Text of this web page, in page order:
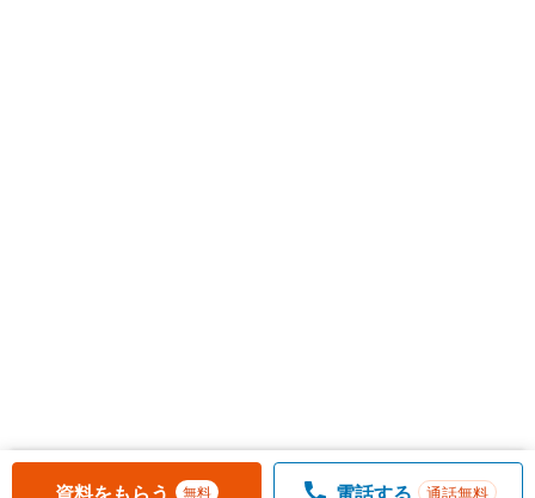
お気に入りに追加しました。 一覧を開く
資料をもらう 無料 電話する 通話無料